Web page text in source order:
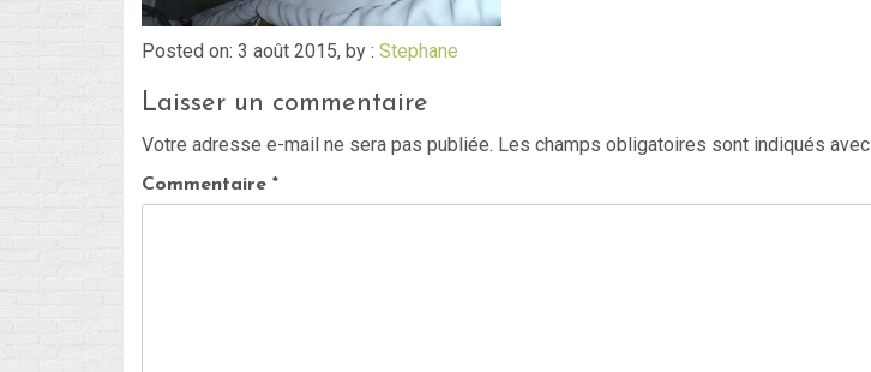
Posted on: 3 août 2015, by : Stephane
Laisser un commentaire
Votre adresse e-mail ne sera pas publiée. Les champs obligatoires sont indiqués avec
Commentaire *